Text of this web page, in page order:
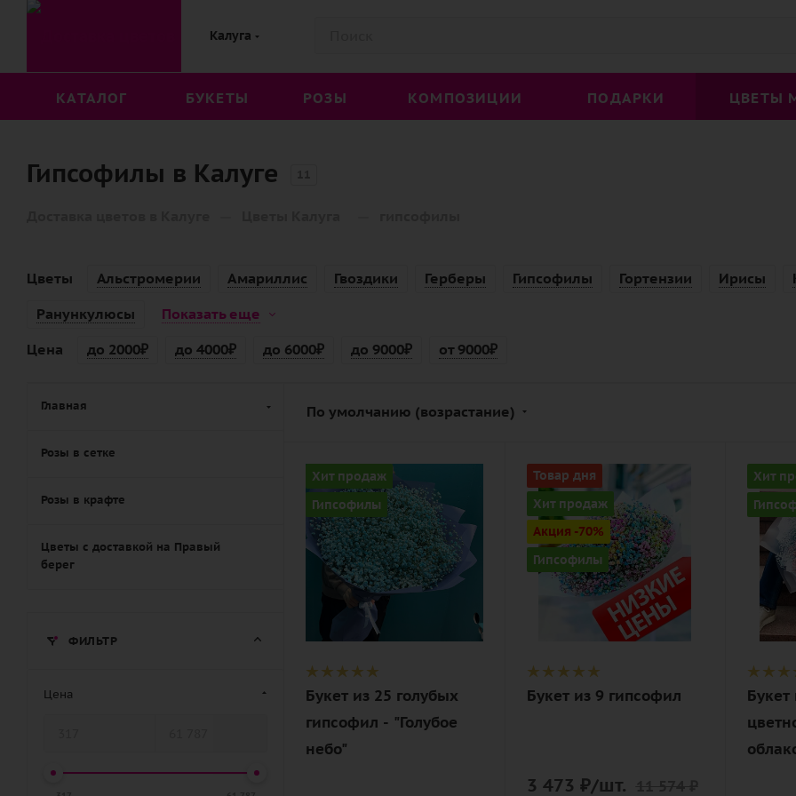
Калуга
КАТАЛОГ БУКЕТЫ РОЗЫ КОМПОЗИЦИИ ПОДАРКИ ЦВЕТЫ
Гипсофилы в Калуге
Цветы Альстромерии Амариллис Гвоздики Герберы Гипсофилы Гортензии Ирисы
Ранункулюсы
Показать еще
Цена
до 2000₽ до 4000₽ до 6000₽ до 9000₽ от 9000₽
По умолчанию (возрастание)
Хит продаж
Гипсофилы
Количество
25
Цвет
голубой
Описание
гипсофилы,
дизайнерская
упаковка
Букет из 25 голубых
гипсофил - "Голубое
небо"
Товар дня
Хит продаж
Акция -70%
Гипсофилы
Количество
9
Цвет
разноцветный
Описание
гипсофилы,
дизайнерская
упаковка
Букет из 9 гипсофил
3 473 ₽/шт.
Хит
15
Цвет
лента,
Букет
Главная
Розы в сетке
Розы в крафте
Цветы с доставкой на Правый
берег
ФИЛЬТР
Цена